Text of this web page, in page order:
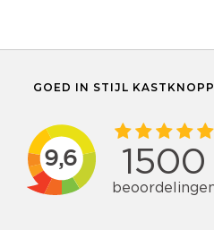
GOED IN STIJL